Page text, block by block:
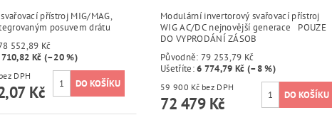
přístroj MIG/MAG,
posuvem drátu
552,89 Kč
Kč (–20 %)
184 167 Kč bez DPH
Kč
Modulární invertorový svařovací přístroj
WIG AC/DC nejnovější generace POUZE
DO VYPRODÁNÍ ZÁSOB
Původně: 79 253,79 Kč
Ušetříte:6 774,79 Kč (–8 %)
59 900 Kč bez DPH
72 479 Kč